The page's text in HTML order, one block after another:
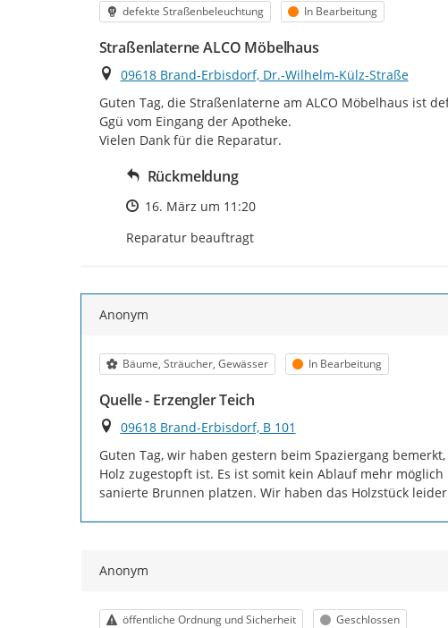
Kategorie
defekte Straßenbeleuchtung Status
In Bearbeitung
Straßenlaterne ALCO Möbelhaus
Ort
09618 Brand-Erbisdorf, Dr.-Wilhelm-Külz-Straße
Guten Tag, die Straßenlaterne am ALCO Möbelhaus ist
Ggü vom Eingang der Apotheke.
Vielen Dank für die Reparatur.
Rückmeldung
Zeitpunkt des Erstellens
16. März um 11:20
Reparatur beauftragt
Anonym
Kategorie
Bäume, Sträucher, Gewässer Status
In Bearbeitung
Quelle - Erzengler Teich
Ort
09618 Brand-Erbisdorf, B 101
Guten Tag, wir haben gestern beim Spaziergang
Holz zugestopft ist. Es ist somit kein Ablauf mehr
sanierte Brunnen platzen. Wir haben das Holzstück
Anonym
Kategorie
öffentliche Ordnung und Sicherheit Status
Geschlossen